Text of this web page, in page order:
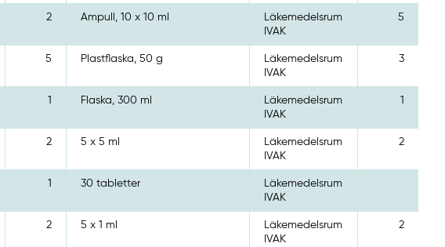
2 Ampull, 10 x 10 ml
Läkemedelsrum
IVAK
5
5 Plastflaska, 50 g
Läkemedelsrum
IVAK
3
1 Flaska, 300 ml
Läkemedelsrum
IVAK
1
2 5 x 5 ml
Läkemedelsrum
IVAK
2
1 30 tabletter
Läkemedelsrum
IVAK
2 5 x 1 ml
Läkemedelsrum
IVAK
2